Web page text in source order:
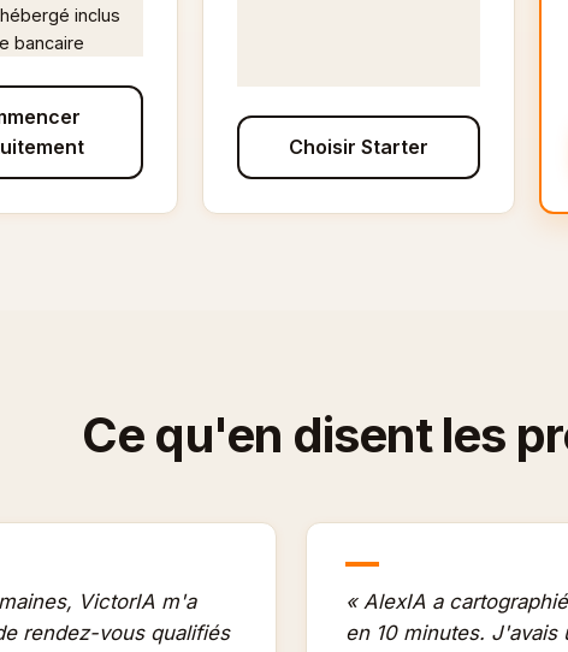
inclus
bancaire
Choisir Starter
Ce qu'en disent les
VictorIA m'a
rendez-vous qualifiés
« AlexIA a
en 10 minutes. J'avais